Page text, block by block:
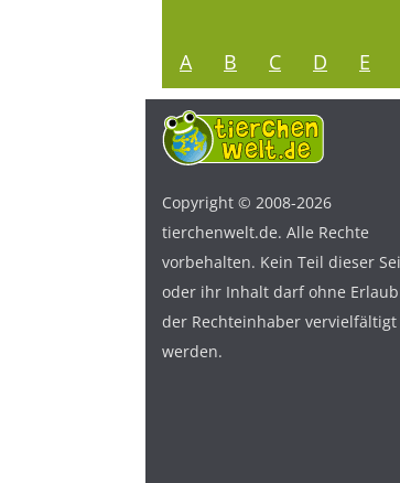
A B C D E
Copyright © 2008-2026
tierchenwelt.de. Alle Rechte
vorbehalten. Kein Teil dieser
oder ihr Inhalt darf ohne
der Rechteinhaber vervielfältigt
werden.